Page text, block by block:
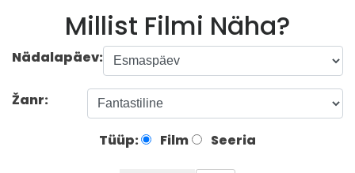
Millist Filmi Näha?
Nädalapäev:
Žanr:
Tüüp: Film Seeria